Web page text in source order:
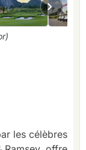
les célèbres